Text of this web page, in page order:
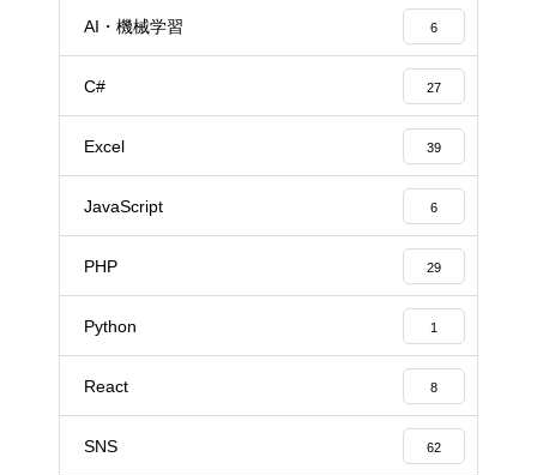
AI・機械学習 6
C# 27
Excel 39
JavaScript 6
PHP 29
Python 1
React 8
SNS 62